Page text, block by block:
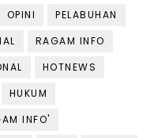
OPINI
PELABUHAN
RAGAM INFO
HOTNEWS
HUKUM
INFO'